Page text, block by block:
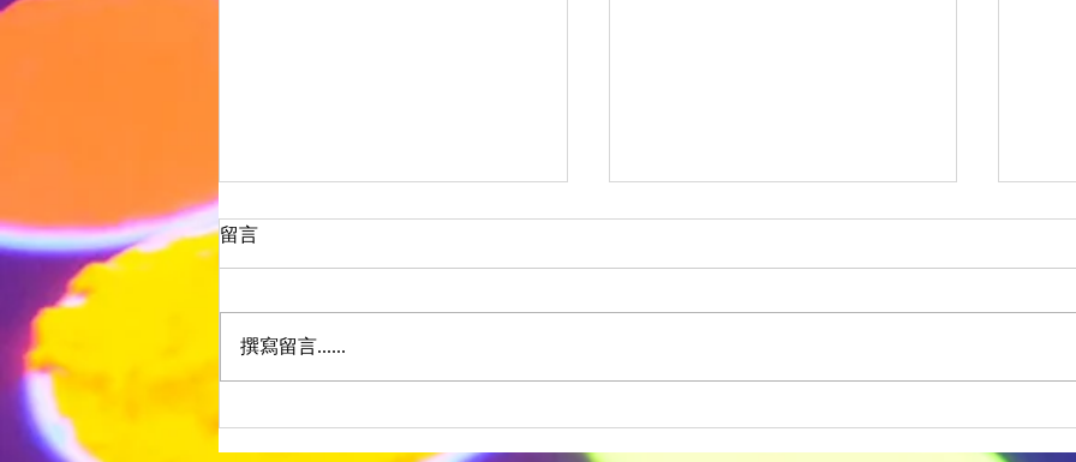
香港小朋友派對點搞？場地規
則、時間安排與家長清單
間安排、人流、食物——每一樣都
可以係臨場混亂嘅來源。以下係一
香港落雨日小朋友派對點子：
雨——唔可以因為落雨就取消一
2 小
好？
留言
撰寫留言......